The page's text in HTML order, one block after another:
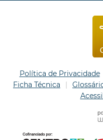
Política de Privacidade
Ficha Técnica